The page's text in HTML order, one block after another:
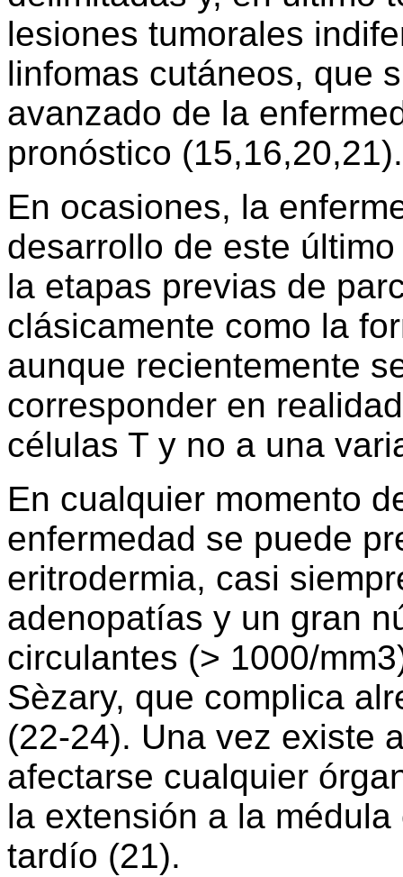
lesiones tumorales
linfomas cutáneos, que
avanzado de la
pronóstico (15,16,20,21).
En ocasiones, la
desarrollo de este
la etapas previas de
clásicamente como la
aunque recientemente
corresponder en
células T y no a una
En cualquier momento
enfermedad se puede
eritrodermia, casi
adenopatías y un gran
circulantes (> 1000/
Sèzary, que complica
(22-24). Una vez existe
afectarse cualquier
la extensión a la
tardío (21).